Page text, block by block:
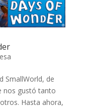
SmallWorld, de
nos gustó tanto
Hasta ahora,